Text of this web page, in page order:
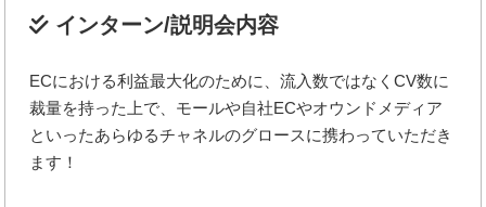
インターン/説明会内容
ECにおける利益最大化のために、流入数ではなくCV数に
裁量を持った上で、モールや自社ECやオウンドメディア
といったあらゆるチャネルのグロースに携わっていただき
ます！